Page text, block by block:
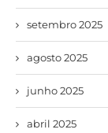
setembro 2025
agosto 2025
junho 2025
abril 2025